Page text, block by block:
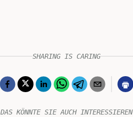
SHARING IS CARING
DAS KÖNNTE SIE AUCH INTERESSIEREN